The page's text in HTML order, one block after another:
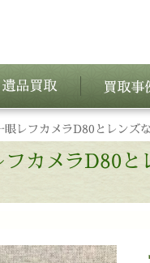
レフカメラD80とレンズ
カメラD80と